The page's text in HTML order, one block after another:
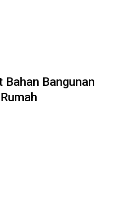
Bahan Bangunan